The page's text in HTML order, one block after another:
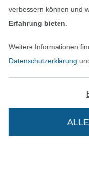
Alle
verbessern können und
Erfahrung bieten
Weitere Informationen
Datenschutzerklärung